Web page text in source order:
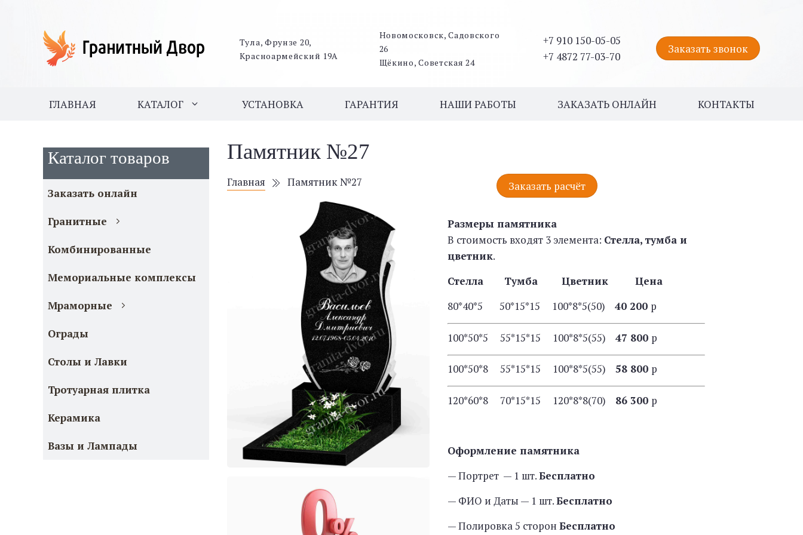
Тула, Фрунзе 20,
Красноармейский 19А
Новомосковск, Садовского
26
Щёкино, Советская 24
+7 910 150-05-05
+7 4872 77-03-70
Заказать звонок
ГЛАВНАЯ КАТАЛОГ УСТАНОВКА ГАРАНТИЯ НАШИ РАБОТЫ ЗАКАЗАТЬ ОНЛАЙН КОНТАКТЫ
Каталог товаров
Заказать онлайн
Гранитные
Комбинированные
Мемориальные комплексы
Мраморные
Ограды
Столы и Лавки
Тротуарная плитка
Керамика
Вазы и Лампады
Памятник №27
Главная Памятник №27 Заказать расчёт
Размеры памятника
В стоимость входят 3 элемента: Стелла, тумба и
цветник.
Стелла Тумба Цветник Цена
80*40*5 50*15*15 100*8*5(50) 40 200 р
100*50*5 55*15*15 100*8*5(55) 47 800 р
100*50*8 55*15*15 100*8*5(55) 58 800 р
120*60*8 70*15*15 120*8*8(70) 86 300 р
Оформление памятника
— Портрет — 1 шт.Бесплатно
— ФИО и Даты — 1 шт.Бесплатно
— Полировка 5 сторон Бесплатно